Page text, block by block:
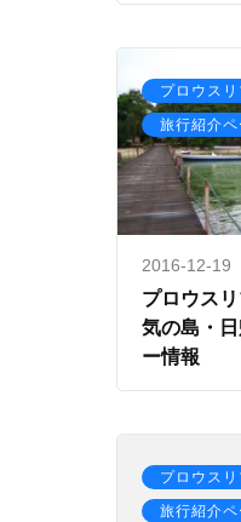
プロウスリ
旅行紹介ペ
2016-12-19
プロウス
気の島・
ー情報
プロウスリ
旅行紹介ペ